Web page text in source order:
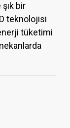
bir
teknolojisi
tüketimi